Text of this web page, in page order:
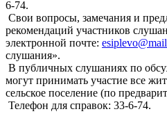
6-74.
Свои вопросы, замечания и
рекомендаций участников
электронной почте:
слушания».
В публичных слушаниях по
могут принимать участие все
сельское поселение (по
Телефон для справок: 33-6-74.